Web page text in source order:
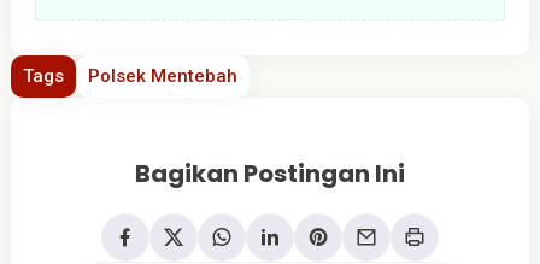
Tags Polsek Mentebah
Bagikan Postingan Ini